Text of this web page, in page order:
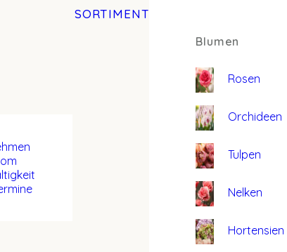
SORTIMENT
Blumen
Rosen
Orchideen
Tulpen
Nelken
Hortensien